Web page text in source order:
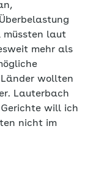
müssten laut
mehr als
wollten
Lauterbach
will ich
nicht im